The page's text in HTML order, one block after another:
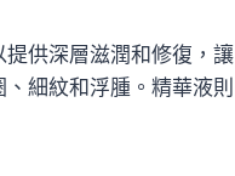
供深層滋潤和修復，讓
細紋和浮腫。精華液則